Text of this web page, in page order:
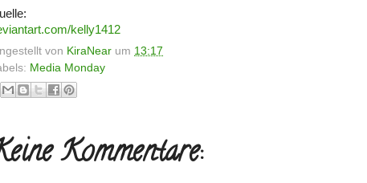
kelly1412
von KiraNear um 13:17
Media Monday
Kommentare: